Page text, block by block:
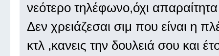
νεότερο τηλέφωνο,όχι
Δεν χρειάζεσαι σιμ που είναι η
κτλ ,κανεις την δουλειά σου και